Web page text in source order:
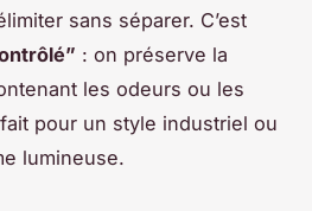
sans séparer. C’est
: on préserve la
les odeurs ou les
pour un style industriel ou
lumineuse.